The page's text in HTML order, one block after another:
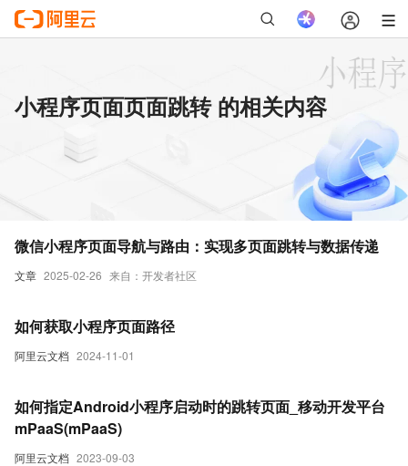
小程序页面页面跳转 的相关内容
文章 2025-02-26 来自：开发者社区
微信小程序页面导航与路由：实现多页面跳转与数据传递
阿里云文档 2024-11-01
如何获取小程序页面路径
阿里云文档 2023-09-03
如何指定Android小程序启动时的跳转页面_移动开发平台
mPaaS(mPaaS)